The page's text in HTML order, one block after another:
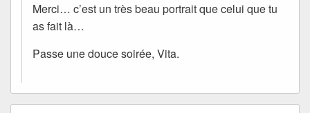
Merci… c’est un très beau portrait que celui que tu
as fait là…
Passe une douce soirée, Vita.